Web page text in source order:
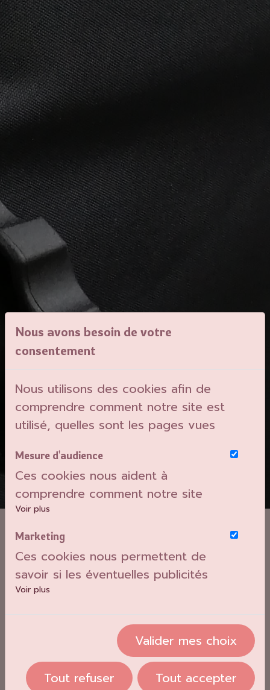
Nous avons besoin de votre
consentement
Nous utilisons des cookies afin de
comprendre comment notre site est
utilisé, quelles sont les pages vues
Mesure d'audience
Ces cookies nous aident à
comprendre comment notre site
est utilisé. Nous savons quelles
pages sont les plus vues, d'où
viennent nos visiteurs. Ils sont
essentiels pour nous afin de vous
offrir la meilleure expérience
Voir plus
Marketing
Ces cookies nous permettent de
savoir si les éventuelles publicités
que nous avons pu vous
Voir plus
Valider mes choix
Tout refuser Tout accepter